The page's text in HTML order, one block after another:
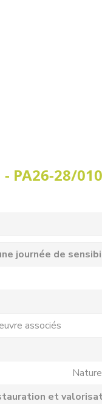
- PA26-28/
journée de
associés
et